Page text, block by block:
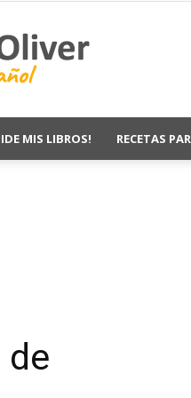
MIS LIBROS! RECETAS
de